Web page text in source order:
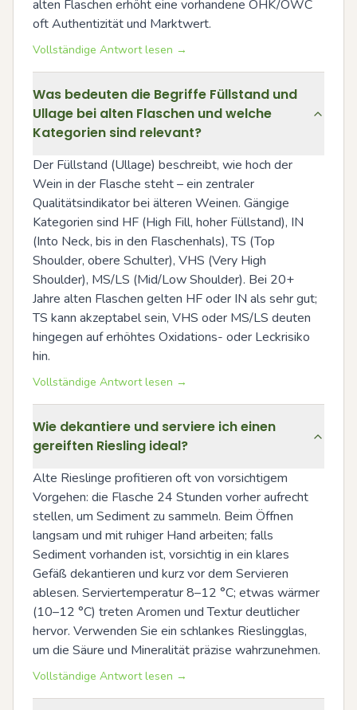
alten Flaschen erhöht eine vorhandene OHK/OWC
oft Authentizität und Marktwert.
Vollständige Antwort lesen →
Was bedeuten die Begriffe Füllstand und
Ullage bei alten Flaschen und welche
Kategorien sind relevant?
Der Füllstand (Ullage) beschreibt, wie hoch der
Wein in der Flasche steht – ein zentraler
Qualitätsindikator bei älteren Weinen. Gängige
Kategorien sind HF (High Fill, hoher Füllstand), IN
(Into Neck, bis in den Flaschenhals), TS (Top
Shoulder, obere Schulter), VHS (Very High
Shoulder), MS/LS (Mid/Low Shoulder). Bei 20+
Jahre alten Flaschen gelten HF oder IN als sehr gut;
TS kann akzeptabel sein, VHS oder MS/LS deuten
hingegen auf erhöhtes Oxidations- oder Leckrisiko
hin.
Vollständige Antwort lesen →
Wie dekantiere und serviere ich einen
gereiften Riesling ideal?
Alte Rieslinge profitieren oft von vorsichtigem
Vorgehen: die Flasche 24 Stunden vorher aufrecht
stellen, um Sediment zu sammeln. Beim Öffnen
langsam und mit ruhiger Hand arbeiten; falls
Sediment vorhanden ist, vorsichtig in ein klares
Gefäß dekantieren und kurz vor dem Servieren
ablesen. Serviertemperatur 8–12 °C; etwas wärmer
(10–12 °C) treten Aromen und Textur deutlicher
hervor. Verwenden Sie ein schlankes Rieslingglas,
um die Säure und Mineralität präzise wahrzunehmen.
Vollständige Antwort lesen →